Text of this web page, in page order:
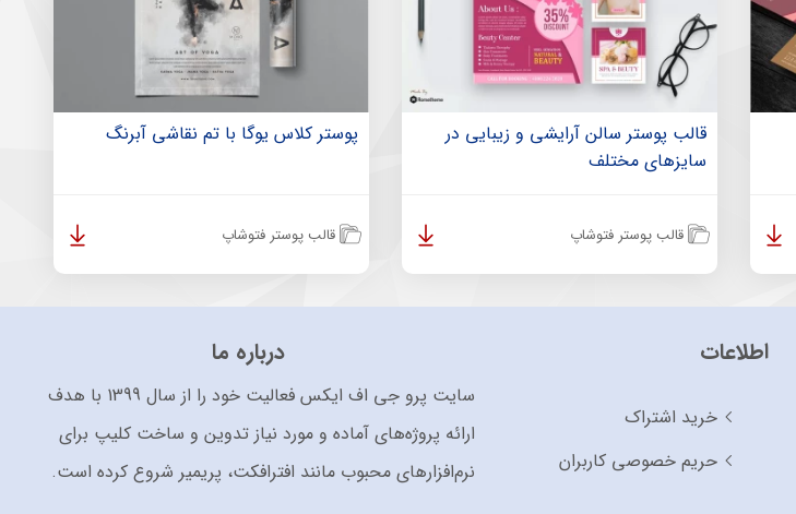
قالب پوستر سالن آرایشی و زیبایی در
سایزهای مختلف
قالب پوستر فتوشاپ
پوستر کلاس یوگا با تم نقاشی آبرنگ
قالب پوستر فتوشاپ
اطلاعات
خرید اشتراک
حریم خصوصی کاربران
درباره ما
سایت پرو جی اف ایکس فعالیت خود را از سال 1399 با هدف
ارائه پروژه‌های آماده و مورد نیاز تدوین و ساخت کلیپ برای
نرم‌افزارهای محبوب مانند افترافکت، پریمیر شروع کرده است.